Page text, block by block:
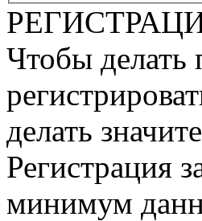
Чтобы делать
делать
Регистрация
минимум